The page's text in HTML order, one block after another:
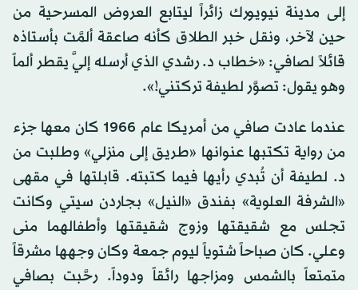
إلى مدينة نيويورك زائراً ليتابع العروض المسرحية من
حين لآخر، ونقل خبر الطلاق كأنه صاعقة ألمَّت بأستاذه
قائلاً لصافي: «خطاب د. رشدي الذي أرسله إليَّ يقطر ألماً
وهو يقول: تصوَّر لطيفة تركتني!».
عندما عادت صافي من أمريكا عام 1966 كان معها جزء
من رواية تكتبها عنوانها «طريق إلى منزلي» وطلبت من
د. لطيفة أن تُبدي رأيها فيما كتبته. قابلتها في مقهى
«الشرفة العلوية» بفندق «النيل» بجاردن سيتي وكانت
تجلس مع شقيقتها وزوج شقيقتها وأطفالهما منى
وعلي. كان صباحاً شتوياً ليوم جمعة وكان وجهها مشرقاً
متمتعاً بالشمس ومزاجها رائقاً ودوداً. رحَّبت بصافي